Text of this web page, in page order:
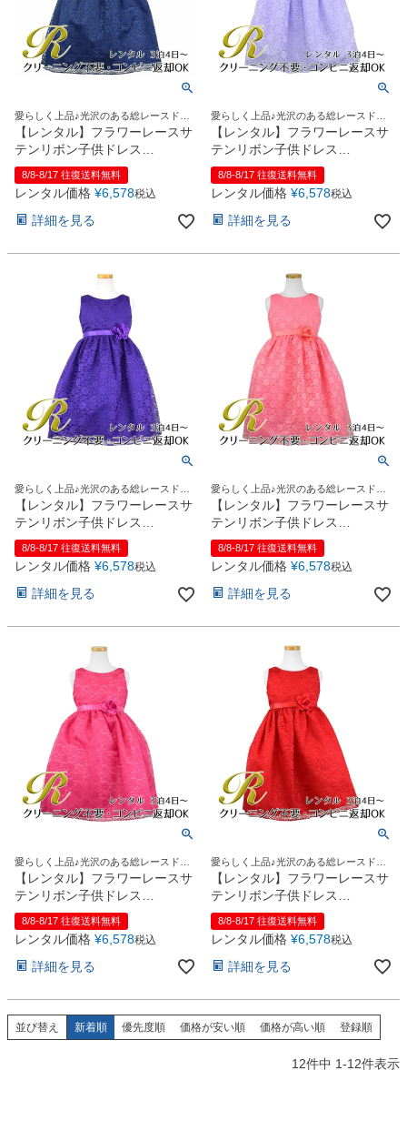
愛らしく上品♪光沢のある総レースドレ
ス【レンタル】フラワーレースサ
テンリボン子供ドレス
(CCD749)ネイビー
8/8-8/17 往復送料無料
レンタル価格 ¥6,578税込
詳細を見る
愛らしく上品♪光沢のある総レースドレ
ス【レンタル】フラワーレースサ
テンリボン子供ドレス
(CCD749)ライラック
8/8-8/17 往復送料無料
レンタル価格 ¥6,578税込
詳細を見る
愛らしく上品♪光沢のある総レースドレ
ス【レンタル】フラワーレースサ
テンリボン子供ドレス
(CCD749)パープル
8/8-8/17 往復送料無料
レンタル価格 ¥6,578税込
詳細を見る
愛らしく上品♪光沢のある総レースドレ
ス【レンタル】フラワーレースサ
テンリボン子供ドレス
(CCD749)コーラル
8/8-8/17 往復送料無料
レンタル価格 ¥6,578税込
詳細を見る
愛らしく上品♪光沢のある総レースドレ
ス【レンタル】フラワーレースサ
テンリボン子供ドレス
(CCD749)フクシア
8/8-8/17 往復送料無料
レンタル価格 ¥6,578税込
詳細を見る
愛らしく上品♪光沢のある総レースドレ
ス【レンタル】フラワーレースサ
テンリボン子供ドレス
(CCD749)レッド
8/8-8/17 往復送料無料
レンタル価格 ¥6,578税込
詳細を見る
並び替え 新着順 優先度順 価格が安い順 価格が高い順 登録順
12件中 1-12件表示